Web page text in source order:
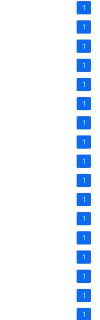
1
1
1
1
1
1
1
1
1
1
1
1
1
1
1
1
1